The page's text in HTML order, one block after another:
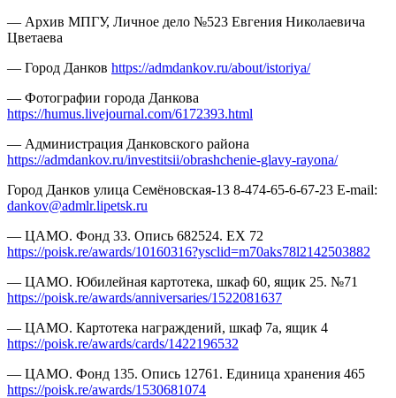
— Архив МПГУ, Личное дело №523 Евгения Николаевича
Цветаева
— Город Данков https://admdankov.ru/about/istoriya/
— Фотографии города Данкова
https://humus.livejournal.com/6172393.html
— Администрация Данковского района
https://admdankov.ru/investitsii/obrashchenie-glavy-rayona/
Город Данков улица Семёновская-13 8-474-65-6-67-23 E-mail:
dankov@admlr.lipetsk.ru
— ЦАМО. Фонд 33. Опись 682524. ЕХ 72
https://poisk.re/awards/10160316?ysclid=m70aks78l2142503882
— ЦАМО. Юбилейная картотека, шкаф 60, ящик 25. №71
https://poisk.re/awards/anniversaries/1522081637
— ЦАМО. Картотека награждений, шкаф 7а, ящик 4
https://poisk.re/awards/cards/1422196532
— ЦАМО. Фонд 135. Опись 12761. Единица хранения 465
https://poisk.re/awards/1530681074